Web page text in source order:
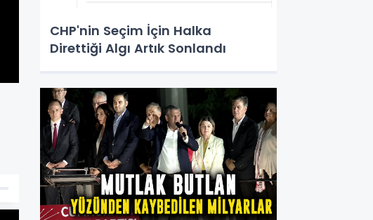
CHP'nin Seçim İçin Halka
Direttiği Algı Artık Sonlandı